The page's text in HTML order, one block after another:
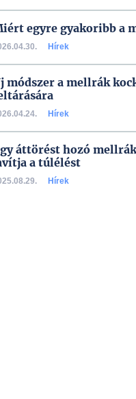
egyre gyakoribb a
Hírek
módszer a mellrák
Hírek
áttörést hozó
a túlélést
Hírek